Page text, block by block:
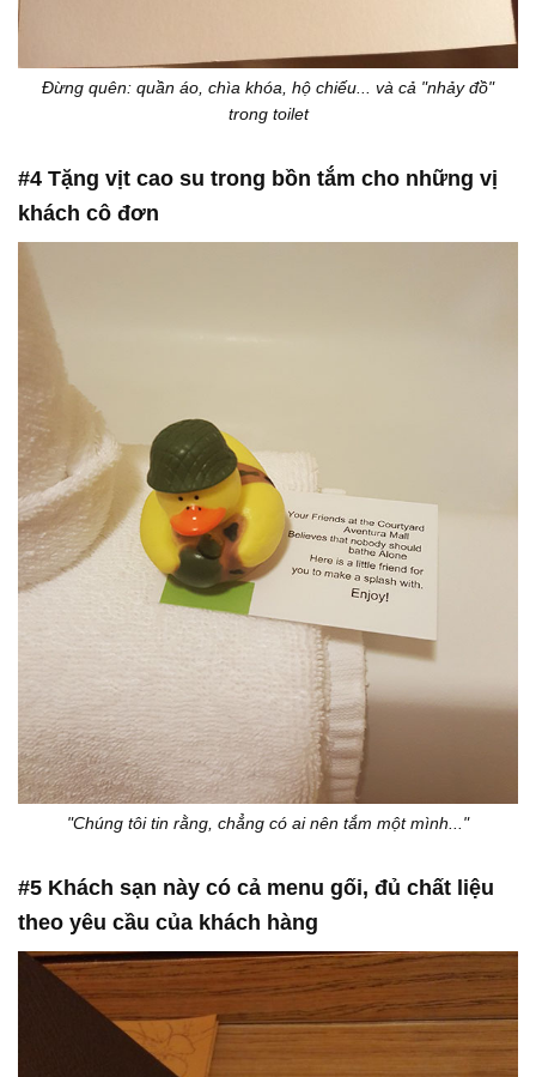
Đừng quên: quần áo, chìa khóa, hộ chiếu... và cả "nhảy đồ"
trong toilet
#4 Tặng vịt cao su trong bồn tắm cho những vị
khách cô đơn
"Chúng tôi tin rằng, chẳng có ai nên tắm một mình..."
#5 Khách sạn này có cả menu gối, đủ chất liệu
theo yêu cầu của khách hàng